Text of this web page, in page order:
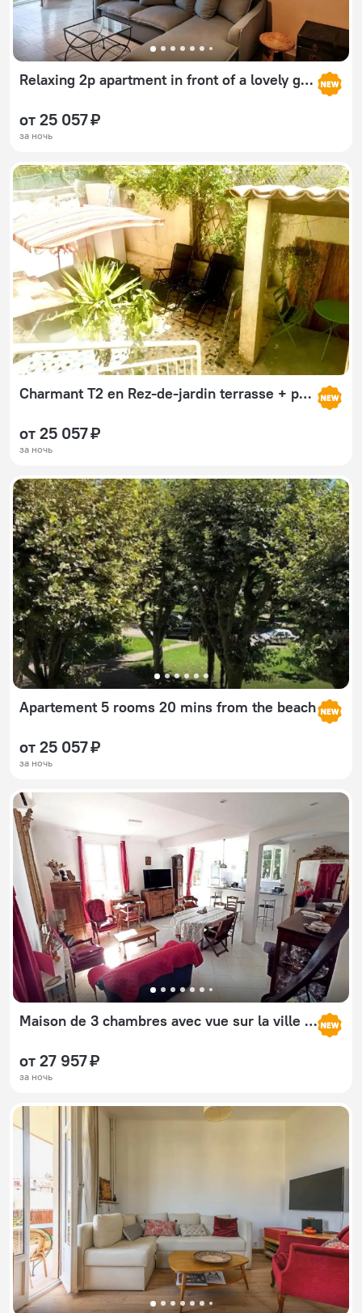
Relaxing 2p apartment in front of a lovely garden
от 25 057 ₽
за ночь
Charmant T2 en Rez-de-jardin terrasse + parking
от 25 057 ₽
за ночь
Apartement 5 rooms 20 mins from the beach
от 25 057 ₽
за ночь
Maison de 3 chambres avec vue sur la ville jardin clos et wifi a Nice
от 27 957 ₽
за ночь